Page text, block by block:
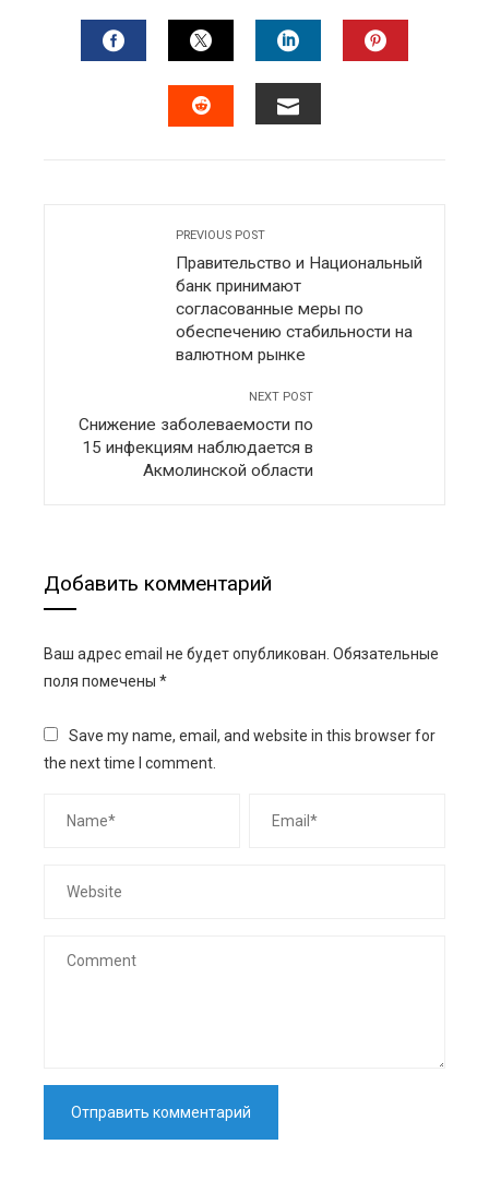
FACEBOOKTWITTERLINKEDIN
PREVIOUS POST
Правительство и Национальный
банк принимают
согласованные меры по
обеспечению стабильности на
валютном рынке
NEXT POST
Снижение заболеваемости по
15 инфекциям наблюдается в
Акмолинской области
Добавить комментарий
Ваш адрес email не будет опубликован. Обязательные
поля помечены *
Save my name, email, and website in this browser for
the next time I comment.